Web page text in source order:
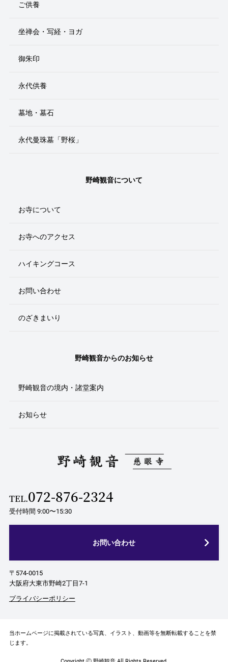
ご供養
坐禅会・写経・ヨガ
御朱印
永代供養
墓地・墓石
永代曼珠墓「野桜」
野崎観音について
お寺について
お寺へのアクセス
ハイキングコース
お問い合わせ
のざきまいり
野崎観音からのお知らせ
野崎観音の境内・諸堂案内
お知らせ
TEL.072-876-2324
受付時間 9:00〜15:30
お問い合わせ
〒574-0015
大阪府大東市野崎2丁目7-1
プライバシーポリシー
当ホームページに掲載されている写真、イラスト、動画等を無断転載することを禁
じます。